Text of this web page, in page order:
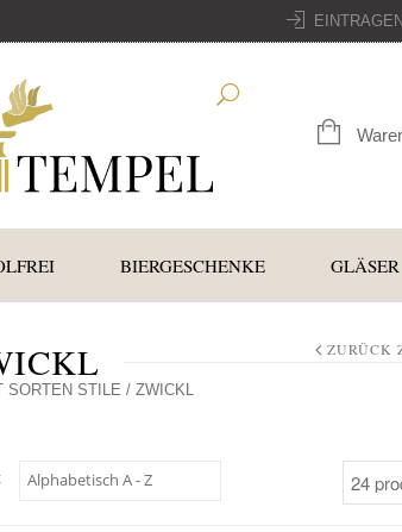
EINTRAGEN
BIERGESCHENKE GLÄSER
SORTEN STILE / ZWICKL
ZURÜCK